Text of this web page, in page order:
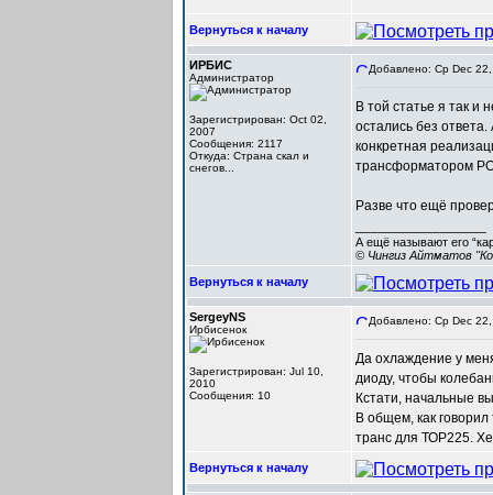
Вернуться к началу
ИРБИС
Администратор
Зарегистрирован: Oct 02,
2007
Сообщения: 2117
Откуда: Cтрана скал и
снегов...
Добавлено: Ср Dec
В той статье я так и
остались без
конкретная
трансформатором
Разве что ещё
А ещё называют его
© Чингиз Айтматов
Вернуться к началу
SergeyNS
Ирбисенок
Зарегистрирован: Jul 10,
2010
Сообщения: 10
Добавлено: Ср Dec
Да охлаждение у
диоду, чтобы
Кстати, начальные
В общем, как
транс для ТОР225.
Вернуться к началу